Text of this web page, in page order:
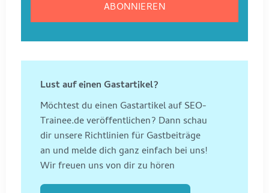
Lust auf einen Gastartikel?
Möchtest du einen Gastartikel auf SEO-
Trainee.de veröffentlichen? Dann schau
dir unsere Richtlinien für Gastbeiträge
an und melde dich ganz einfach bei uns!
Wir freuen uns von dir zu hören